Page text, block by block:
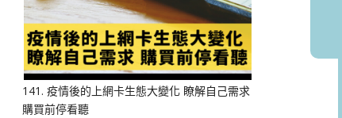
或
降
低
音
量。
141. 疫情後的上網卡生態大變化 瞭解自己需求
購買前停看聽